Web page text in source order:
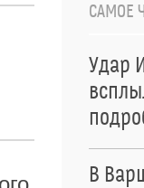
САМОЕ
Удар
В